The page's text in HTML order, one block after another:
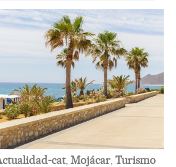
cat, Mojácar Turismo